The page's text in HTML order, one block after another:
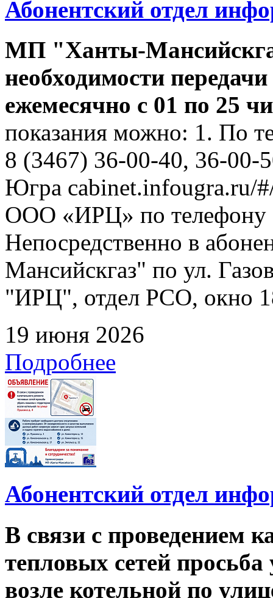
Абонентский отдел
МП "Ханты-
необходимости
ежемесячно с 01 по 25
показания можно: 1. По
8 (3467) 36-00-40, 36-00-
Югра cabinet.infougra.ru/
ООО «ИРЦ» по телефону
Непосредственно в
Мансийскгаз" по ул.
"ИРЦ", отдел РСО, окно
19 июня 2026
Подробнее
Абонентский отдел
В связи с проведением
тепловых сетей
возле котельной по